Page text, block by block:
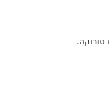
סורוקה.